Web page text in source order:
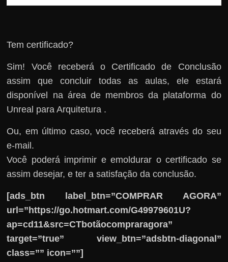
Tem certificado?
Sim! Você receberá o Certificado de Conclusão
assim que concluir todas as aulas, ele estará
disponível na área de membros da plataforma do
Unreal para Arquitetura .
Ou, em último caso, você receberá através do seu
e-mail.
Você poderá imprimir e emoldurar o certificado se
assim desejar, e ter a satisfação da conclusão.
[ads_btn label_btn=”COMPRAR AGORA”
url=”https://go.hotmart.com/G49979601U?
ap=cd11&src=CTbotãocompraragora”
target=”true” view_btn=”adsbtn-diagonal”
class=”” icon=””]